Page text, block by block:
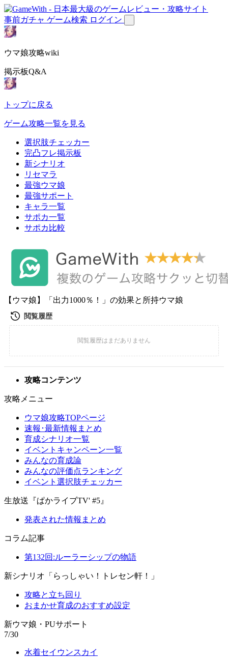
事前ガチャ ゲーム検索 ログイン
ウマ娘攻略wiki
掲示板Q&A
トップに戻る
ゲーム攻略一覧を見る
選択肢チェッカー
完凸フレ掲示板
新シナリオ
リセマラ
最強ウマ娘
最強サポート
キャラ一覧
サポカ一覧
サポカ比較
【ウマ娘】「出力1000％！」の効果と所持ウマ娘
攻略コンテンツ
攻略メニュー
ウマ娘攻略TOPページ
速報･最新情報まとめ
育成シナリオ一覧
イベントキャンペーン一覧
みんなの育成論
みんなの評価点ランキング
イベント選択肢チェッカー
生放送『ぱかライブTV' #5』
発表された情報まとめ
コラム記事
第132回:ルーラーシップの物語
新シナリオ「らっしゃい！トレセン軒！」
攻略と立ち回り
おまかせ育成のおすすめ設定
新ウマ娘・PUサポート
7/30
水着セイウンスカイ